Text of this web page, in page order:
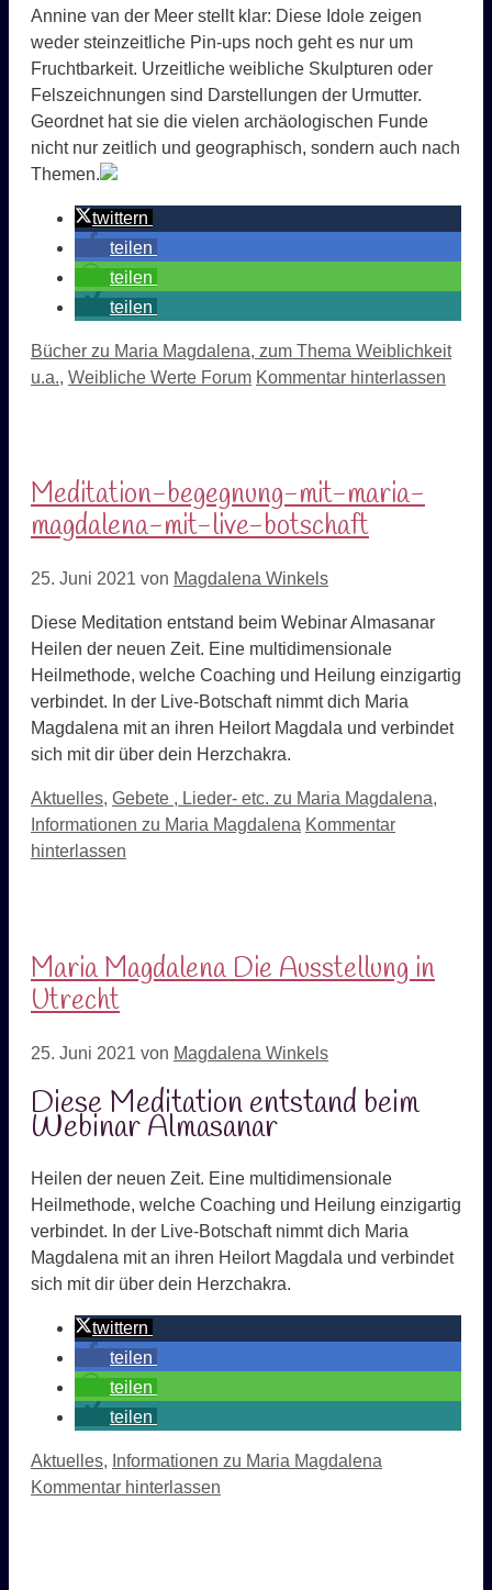
Annine van der Meer stellt klar: Diese Idole zeigen
weder steinzeitliche Pin-ups noch geht es nur um
Fruchtbarkeit. Urzeitliche weibliche Skulpturen oder
Felszeichnungen sind Darstellungen der Urmutter.
Geordnet hat sie die vielen archäologischen Funde
nicht nur zeitlich und geographisch, sondern auch nach
Themen.
twittern
teilen
teilen
teilen
Kategorien
Bücher zu Maria Magdalena, zum Thema Weiblichkeit
u.a., Weibliche Werte Forum Kommentar hinterlassen
Meditation-begegnung-mit-maria-
magdalena-mit-live-botschaft
25. Juni 2021 von Magdalena Winkels
Diese Meditation entstand beim Webinar Almasanar
Heilen der neuen Zeit. Eine multidimensionale
Heilmethode, welche Coaching und Heilung einzigartig
verbindet. In der Live-Botschaft nimmt dich Maria
Magdalena mit an ihren Heilort Magdala und verbindet
sich mit dir über dein Herzchakra.
Kategorien
Aktuelles, Gebete , Lieder- etc. zu Maria Magdalena,
Informationen zu Maria Magdalena Kommentar
hinterlassen
Maria Magdalena Die Ausstellung in
Utrecht
25. Juni 2021 von Magdalena Winkels
Diese Meditation entstand beim
Webinar Almasanar
Heilen der neuen Zeit. Eine multidimensionale
Heilmethode, welche Coaching und Heilung einzigartig
verbindet. In der Live-Botschaft nimmt dich Maria
Magdalena mit an ihren Heilort Magdala und verbindet
sich mit dir über dein Herzchakra.
twittern
teilen
teilen
teilen
Kategorien
Aktuelles, Informationen zu Maria Magdalena
Kommentar hinterlassen